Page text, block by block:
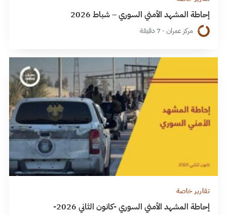
إحاطة المشهد الأمني السوري – شباط 2026
مركز عمران · 7 دقيقة
تقارير خاصة
إحاطة المشهد الأمني السوري -كانون الثاني 2026-